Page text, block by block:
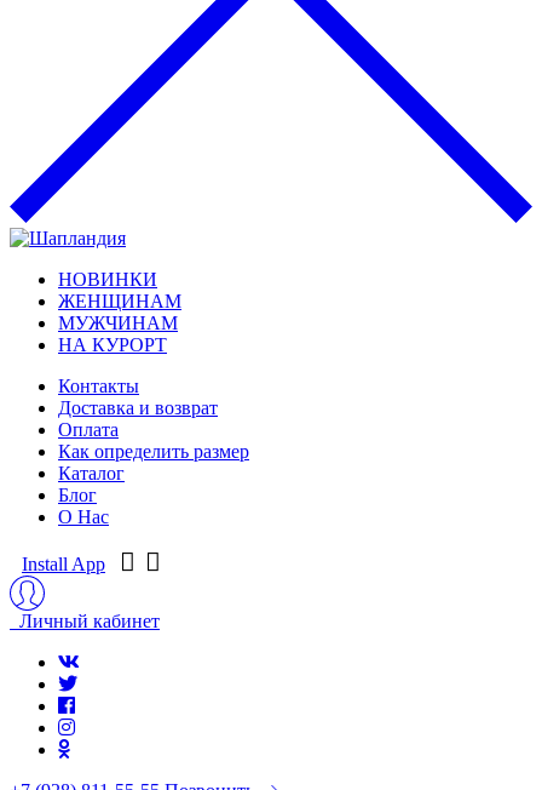
НОВИНКИ
ЖЕНЩИНАМ
МУЖЧИНАМ
НА КУРОРТ
Контакты
Доставка и возврат
Оплата
Как определить размер
Каталог
Блог
О Нас
Install App
Личный кабинет